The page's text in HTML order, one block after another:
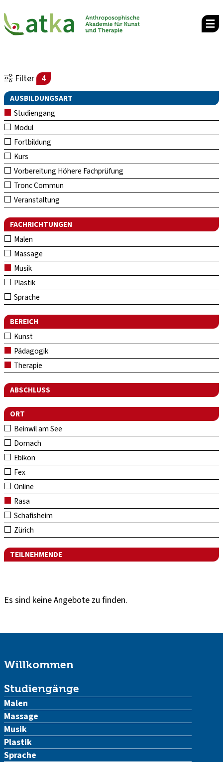
Filter 4
AUSBILDUNGSART
Studiengang
Modul
Fortbildung
Kurs
Vorbereitung Höhere Fachprüfung
Tronc Commun
Veranstaltung
FACHRICHTUNGEN
Malen
Massage
Musik
Plastik
Sprache
BEREICH
Kunst
Pädagogik
Therapie
ABSCHLUSS
ORT
Beinwil am See
Dornach
Ebikon
Fex
Online
Rasa
Schafisheim
Zürich
TEILNEHMENDE
Es sind keine Angebote zu finden.
Willkommen
Studiengänge
Malen
Massage
Musik
Plastik
Sprache